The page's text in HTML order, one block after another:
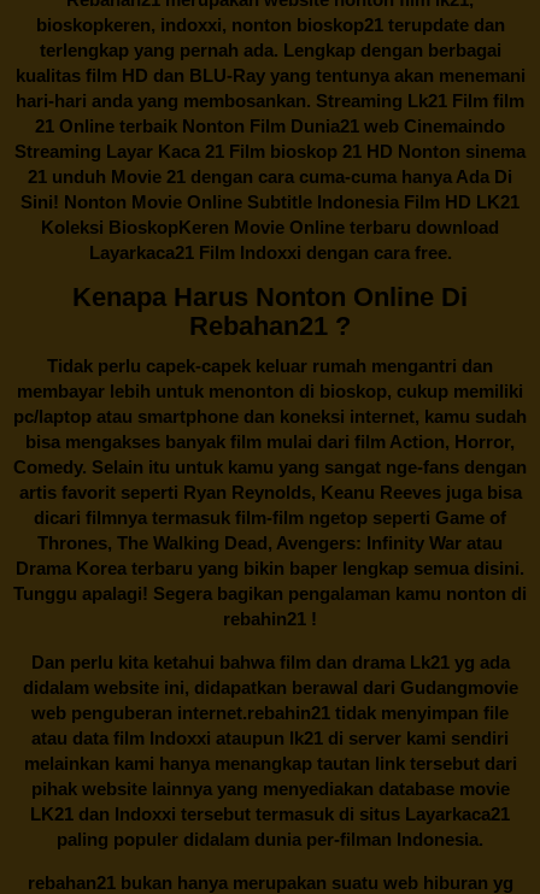
bioskopkeren, indoxxi, nonton bioskop21 terupdate dan
terlengkap yang pernah ada. Lengkap dengan berbagai
kualitas film HD dan BLU-Ray yang tentunya akan menemani
hari-hari anda yang membosankan. Streaming Lk21 Film film
21 Online terbaik Nonton Film Dunia21 web Cinemaindo
Streaming Layar Kaca 21 Film bioskop 21 HD Nonton sinema
21 unduh Movie 21 dengan cara cuma-cuma hanya Ada Di
Sini! Nonton Movie Online Subtitle Indonesia Film HD LK21
Koleksi BioskopKeren Movie Online terbaru download
Layarkaca21 Film Indoxxi dengan cara free.
Kenapa Harus Nonton Online Di
Rebahan21 ?
Tidak perlu capek-capek keluar rumah mengantri dan
membayar lebih untuk menonton di bioskop, cukup memiliki
pc/laptop atau smartphone dan koneksi internet, kamu sudah
bisa mengakses banyak film mulai dari film Action, Horror,
Comedy. Selain itu untuk kamu yang sangat nge-fans dengan
artis favorit seperti Ryan Reynolds, Keanu Reeves juga bisa
dicari filmnya termasuk film-film ngetop seperti Game of
Thrones, The Walking Dead, Avengers: Infinity War atau
Drama Korea terbaru yang bikin baper lengkap semua disini.
Tunggu apalagi! Segera bagikan pengalaman kamu nonton di
rebahin21 !
Dan perlu kita ketahui bahwa film dan dramaLk21yg ada
didalam website ini, didapatkan berawal dari Gudangmovie
web penguberan internet.rebahin21 tidak menyimpan file
atau data film Indoxxi ataupun lk21 di server kami sendiri
melainkan kami hanya menangkap tautan link tersebut dari
pihak website lainnya yang menyediakan database movie
LK21 dan Indoxxi tersebut termasuk di situs Layarkaca21
paling populer didalam dunia per-filman Indonesia.
rebahan21bukan hanya merupakan suatu web hiburan yg